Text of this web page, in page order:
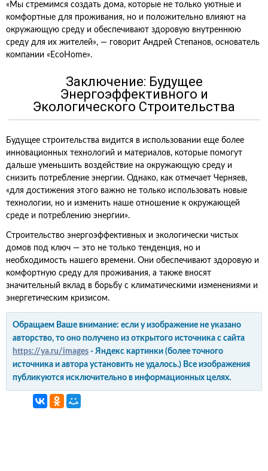
«Мы стремимся создать дома, которые не только уютные и
комфортные для проживания, но и положительно влияют на
окружающую среду и обеспечивают здоровую внутреннюю
среду для их жителей», — говорит Андрей Степанов, основатель
компании «EcoHome».
Заключение: Будущее
Энергоэффективного и
Экологического Строительства
Будущее строительства видится в использовании еще более
инновационных технологий и материалов, которые помогут
дальше уменьшить воздействие на окружающую среду и
снизить потребление энергии. Однако, как отмечает Черняев,
«для достижения этого важно не только использовать новые
технологии, но и изменить наше отношение к окружающей
среде и потреблению энергии».
Строительство энергоэффективных и экологически чистых
домов под ключ — это не только тенденция, но и
необходимость нашего времени. Они обеспечивают здоровую и
комфортную среду для проживания, а также вносят
значительный вклад в борьбу с климатическими изменениями и
энергетическим кризисом.
Обращаем Ваше внимание: если у изображение не указано
авторство, то оно получено из открытого источника с сайта
https://ya.ru/images - Яндекс картинки (более точного
источника и автора установить не удалось.) Все изображения
публикуются исключительно в информационных целях.